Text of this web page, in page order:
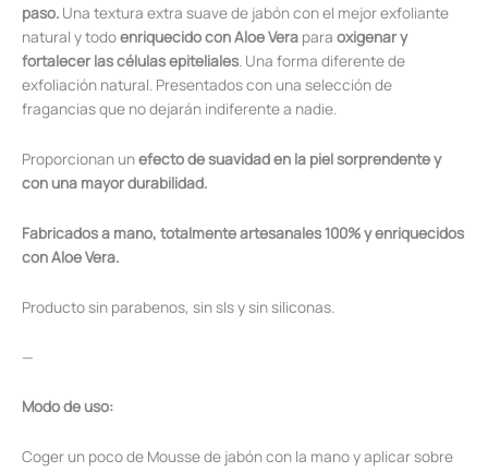
paso. Una textura extra suave de jabón con el mejor exfoliante
natural y todoenriquecido con Aloe Vera para oxigenar y
fortalecer las células epiteliales . Una forma diferente de
exfoliación natural. Presentados con una selección de
fragancias que no dejarán indiferente a nadie.
Proporcionan unefecto de suavidad en la piel sorprendente y
con una mayor durabilidad.
Fabricados a mano, totalmente artesanales 100% y enriquecidos
con Aloe Vera.
Producto sin parabenos, sin sls y sin siliconas.
—
Modo de uso:
Coger un poco de Mousse de jabón con la mano y aplicar sobre